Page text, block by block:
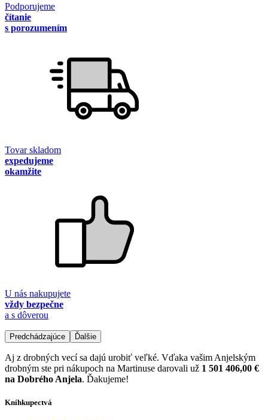
Podporujeme
čítanie
s porozumením
Tovar skladom
expedujeme
okamžite
U nás nakupujete
vždy bezpečne
a s dôverou
Predchádzajúce Ďalšie
Aj z drobných vecí sa dajú urobiť veľké. Vďaka vašim Anjelským
drobným ste pri nákupoch na Martinuse darovali už 1 501 406,00 €
na Dobrého Anjela. Ďakujeme!
Kníhkupectvá